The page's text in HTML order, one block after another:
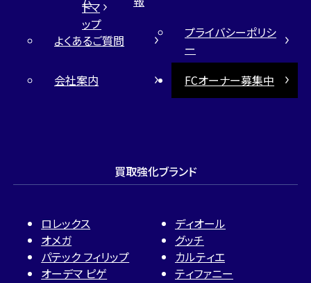
トマ
ップ
よくあるご質問
プライバシーポリシ
ー
会社案内
FCオーナー募集中
買取強化ブランド
ロレックス
オメガ
パテック フィリップ
オーデマ ピゲ
ディオール
グッチ
カルティエ
ティファニー